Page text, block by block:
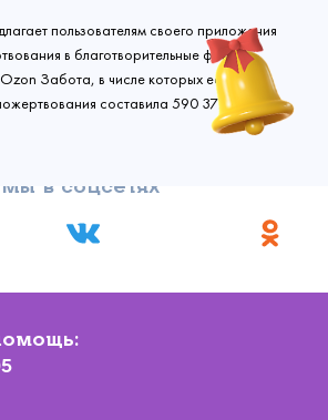
пользователям своего приложения
в благотворительные фонды -
Забота, в числе которых есть и наш
составила 590 377 рублей.
Мы в соцсетях
аккаунт
нами